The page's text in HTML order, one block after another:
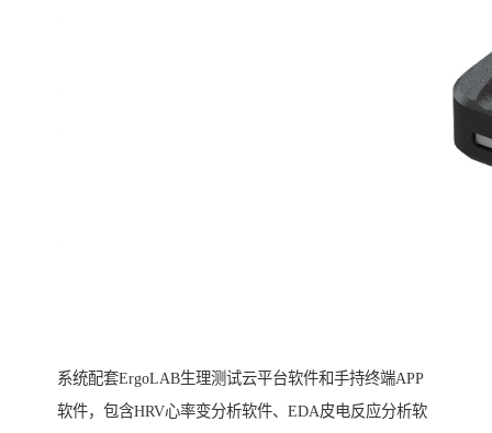
系统配套ErgoLAB生理测试云平台软件和手持终端APP
软件，包含HRV心率变分析软件、EDA皮电反应分析软